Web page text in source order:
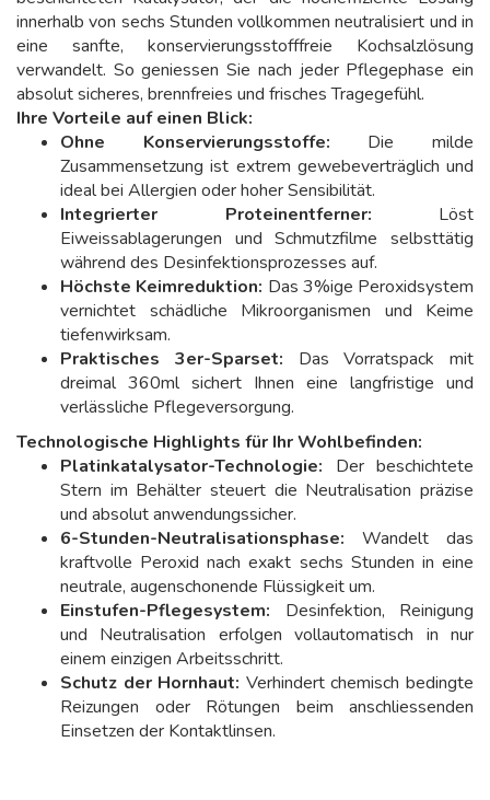
innerhalb von sechs Stunden vollkommen neutralisiert und in
eine sanfte, konservierungsstofffreie Kochsalzlösung
verwandelt. So geniessen Sie nach jeder Pflegephase ein
absolut sicheres, brennfreies und frisches Tragegefühl.
Ihre Vorteile auf einen Blick:
Ohne Konservierungsstoffe: Die milde
Zusammensetzung ist extrem gewebeverträglich und
ideal bei Allergien oder hoher Sensibilität.
Integrierter Proteinentferner: Löst
Eiweissablagerungen und Schmutzfilme selbsttätig
während des Desinfektionsprozesses auf.
Höchste Keimreduktion: Das 3%ige Peroxidsystem
vernichtet schädliche Mikroorganismen und Keime
tiefenwirksam.
Praktisches 3er-Sparset: Das Vorratspack mit
dreimal 360ml sichert Ihnen eine langfristige und
verlässliche Pflegeversorgung.
Technologische Highlights für Ihr Wohlbefinden:
Platinkatalysator-Technologie: Der beschichtete
Stern im Behälter steuert die Neutralisation präzise
und absolut anwendungssicher.
6-Stunden-Neutralisationsphase: Wandelt das
kraftvolle Peroxid nach exakt sechs Stunden in eine
neutrale, augenschonende Flüssigkeit um.
Einstufen-Pflegesystem: Desinfektion, Reinigung
und Neutralisation erfolgen vollautomatisch in nur
einem einzigen Arbeitsschritt.
Schutz der Hornhaut: Verhindert chemisch bedingte
Reizungen oder Rötungen beim anschliessenden
Einsetzen der Kontaktlinsen.